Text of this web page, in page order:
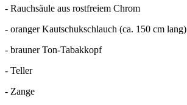
- Rauchsäule aus rostfreiem Chrom
- oranger Kautschukschlauch (ca. 150 cm lang)
- brauner Ton-Tabakkopf
- Teller
- Zange